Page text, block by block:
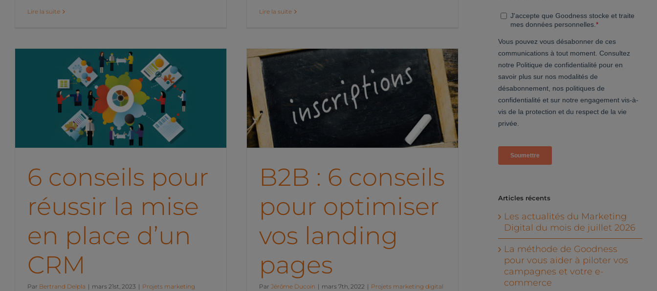
Lire la suite Lire la suite
6 conseils pour réussir la
mise en place d’un CRM
Projets marketing digital
6 conseils pour
réussir la mise
en place d’un
CRM
Par Bertrand Delpla | mars 21st, 2023 | Projets marketing
B2B : 6 conseils pour
optimiser vos landing
pages
B2B : 6 conseils
pour optimiser
vos landing
pages
Par Jérôme Ducoin | mars 7th, 2022 | Projets marketing digital
Articles récents
Les actualités du Marketing
Digital du mois de juillet 2026
La méthode de Goodness
pour vous aider à piloter vos
campagnes et votre e-
commerce